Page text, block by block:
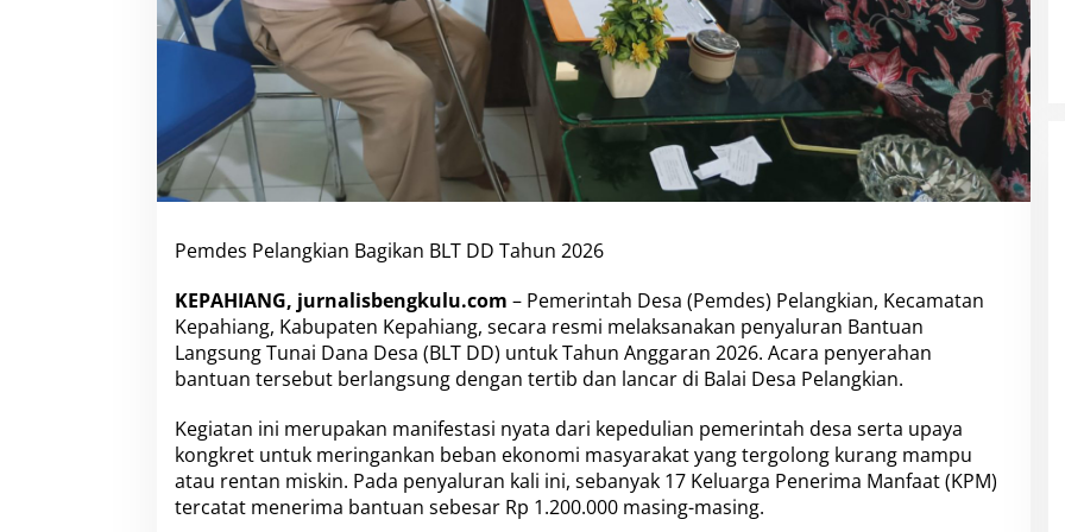
B
a
g
i
k
L
T
D
T
a
h
u
n
2
6
,
1
7
Pemdes Pelangkian Bagikan BLT DD Tahun 2026
KEPAHIANG, jurnalisbengkulu.com – Pemerintah Desa (Pemdes) Pelangkian, Kecamatan
Kepahiang, Kabupaten Kepahiang, secara resmi melaksanakan penyaluran Bantuan
Langsung Tunai Dana Desa (BLT DD) untuk Tahun Anggaran 2026. Acara penyerahan
bantuan tersebut berlangsung dengan tertib dan lancar di Balai Desa Pelangkian.
Kegiatan ini merupakan manifestasi nyata dari kepedulian pemerintah desa serta upaya
kongkret untuk meringankan beban ekonomi masyarakat yang tergolong kurang mampu
atau rentan miskin. Pada penyaluran kali ini, sebanyak 17 Keluarga Penerima Manfaat (KPM)
tercatat menerima bantuan sebesar Rp 1.200.000 masing-masing.